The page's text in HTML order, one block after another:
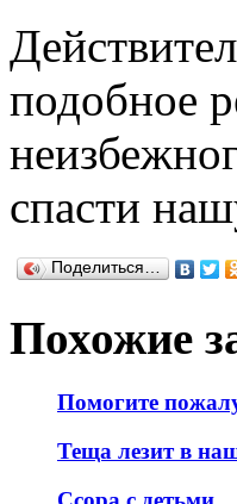
подобное
спасти
Поделиться…
Похожие
Помогите
Теща лезит в